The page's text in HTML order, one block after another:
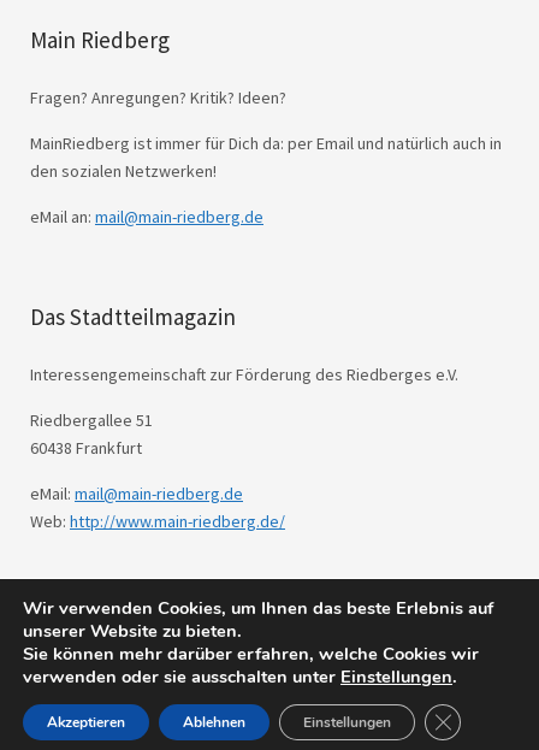
Main Riedberg
Fragen? Anregungen? Kritik? Ideen?
MainRiedberg ist immer für Dich da: per Email und natürlich auch in
den sozialen Netzwerken!
eMail an: mail@main-riedberg.de
Das Stadtteilmagazin
Interessengemeinschaft zur Förderung des Riedberges e.V.
Riedbergallee 51
60438 Frankfurt
eMail: mail@main-riedberg.de
Web: http://www.main-riedberg.de/
© 2026 Main Riedberg. Powered by WordPress
Theme: Weta vonElmastudio.
Wir verwenden Cookies, um Ihnen das beste Erlebnis auf
unserer Website zu bieten.
Sie können mehr darüber erfahren, welche Cookies wir
verwenden oder sie ausschalten unter Einstellungen.
Akzeptieren Ablehnen Einstellungen GDPR